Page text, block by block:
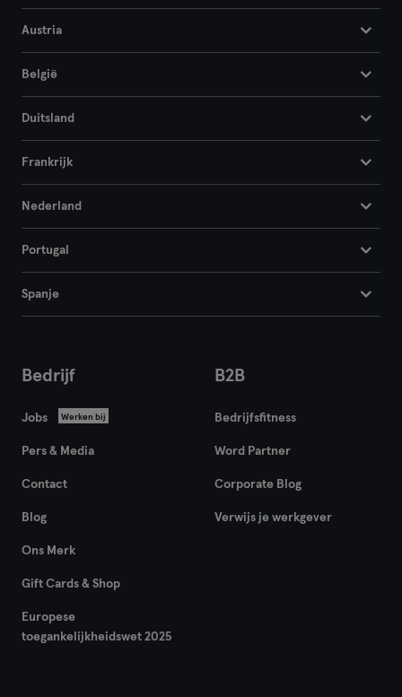
Erfurt
Essen
Flensburg
Austria
België
Duitsland
Frankrijk
Nederland
Portugal
Spanje
Bedrijf
Jobs Werken bij
Pers & Media
Contact
Blog
Ons Merk
Gift Cards & Shop
Europese
toegankelijkheidswet 2025
B2B
Bedrijfsfitness
Word Partner
Corporate Blog
Verwijs je werkgever